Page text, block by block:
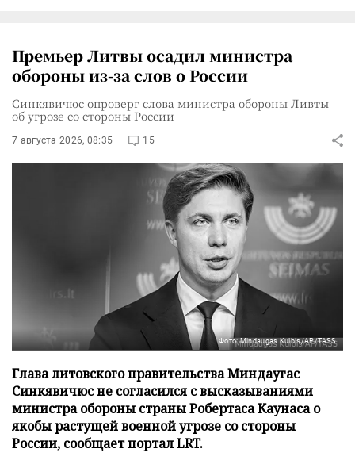
Премьер Литвы осадил министра
обороны из-за слов о России
Синкявичюс опроверг слова министра обороны Ливты
об угрозе со стороны России
7 августа 2026, 08:35 15
Фото: Mindaugas Kulbis/AP/TASS
Глава литовского правительства Миндаугас
Синкявичюс не согласился с высказываниями
министра обороны страны Робертаса Каунаса о
якобы растущей военной угрозе со стороны
России, сообщает портал LRT.